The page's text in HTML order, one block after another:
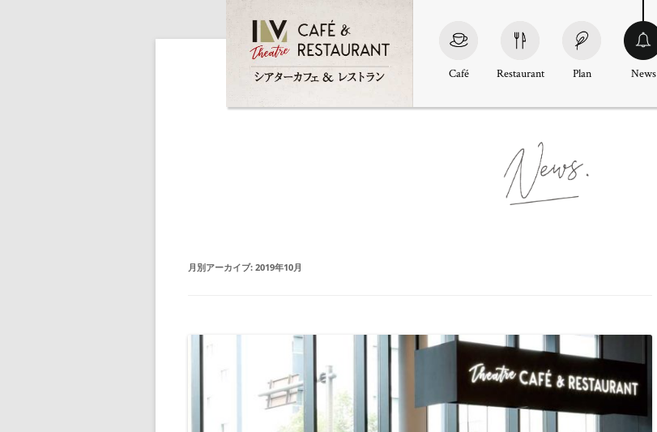
Café Restaurant Plan News
月別アーカイブ: 2019年10月